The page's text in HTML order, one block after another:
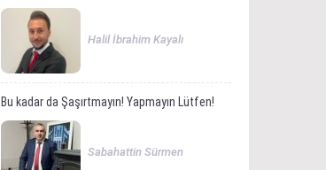
Halil İbrahim Kayalı
Bu kadar da Şaşırtmayın! Yapmayın Lütfen!
Sabahattin Sürmen